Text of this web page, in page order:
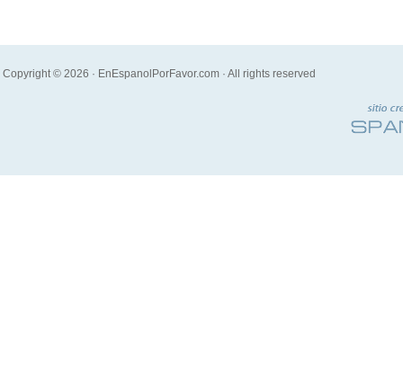
Copyright © 2026 · EnEspanolPorFavor.com · All rights reserved